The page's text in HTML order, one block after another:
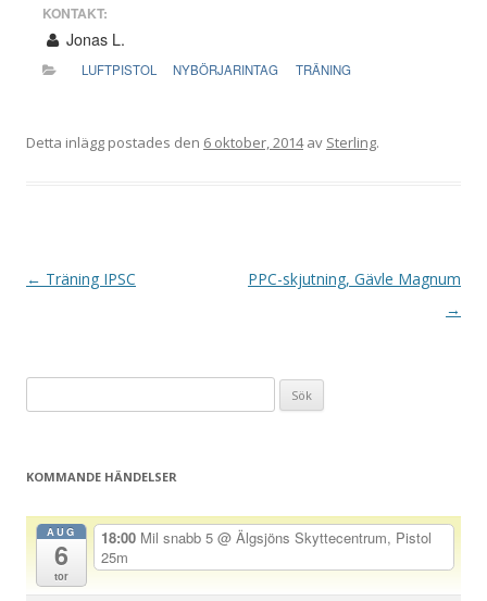
KONTAKT:
Jonas L.
LUFTPISTOL NYBÖRJARINTAG TRÄNING
Detta inlägg postades den 6 oktober, 2014av Sterling.
I
a
← Träning IPSC
PPC-skjutning, Gävle Magnum
→
efter:
KOMMANDE HÄNDELSER
AUG
6
tor
18:00 Mil snabb 5 @ Älgsjöns Skyttecentrum, Pistol
25m